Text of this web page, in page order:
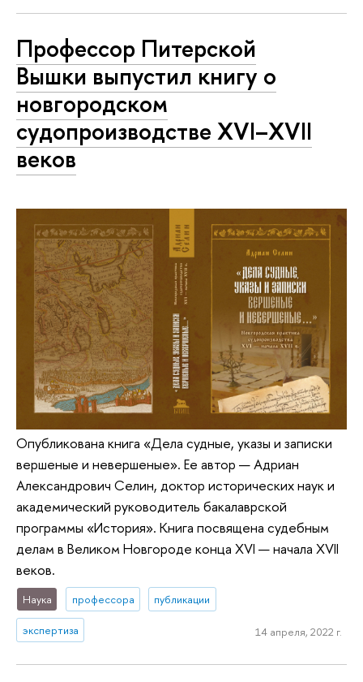
Профессор Питерской
Вышки выпустил книгу о
новгородском
судопроизводстве XVI–XVII
веков
Опубликована книга «Дела судные, указы и записки
вершеные и невершеные». Ее автор — Адриан
Александрович Селин, доктор исторических наук и
академический руководитель бакалаврской
программы «История». Книга посвящена судебным
делам в Великом Новгороде конца XVI — начала XVII
веков.
Наука профессора публикации
экспертиза 14 апреля, 2022 г.